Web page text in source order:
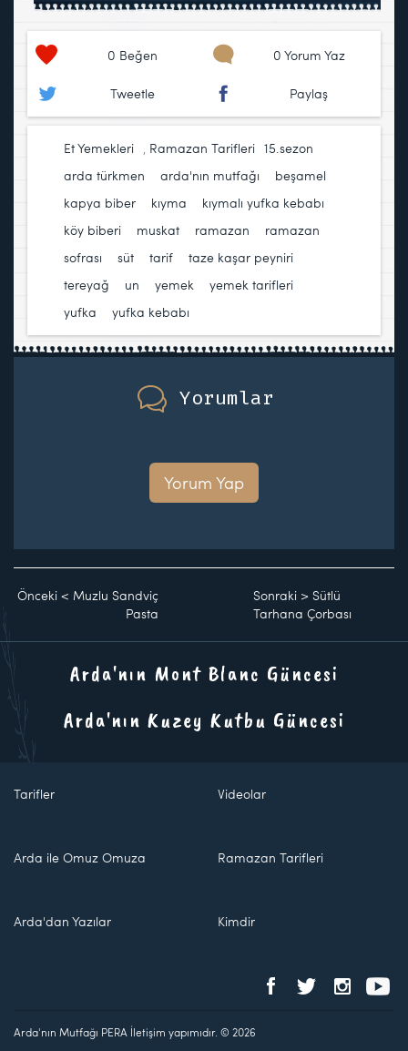
0 Beğen 0 Yorum Yaz
Tweetle Paylaş
Et Yemekleri , Ramazan Tarifleri 15.sezon
arda türkmen
arda'nın mutfağı beşamel
kapya biber
kıyma kıymalı yufka kebabı
köy biberi
muskat ramazan
ramazan
sofrası
süt tarif taze kaşar peyniri
tereyağ
un yemek yemek tarifleri
yufka
yufka kebabı
Yorumlar
Yorum Yap
Önceki < Muzlu Sandviç
Pasta
Sonraki >Sütlü
Tarhana Çorbası
Arda'nın Mont Blanc Güncesi
Arda'nın Kuzey Kutbu Güncesi
Tarifler Videolar
Arda ile Omuz Omuza Ramazan Tarifleri
Arda'dan Yazılar Kimdir
Arda'nın Mutfağı PERA İletişim yapımıdır. © 2026